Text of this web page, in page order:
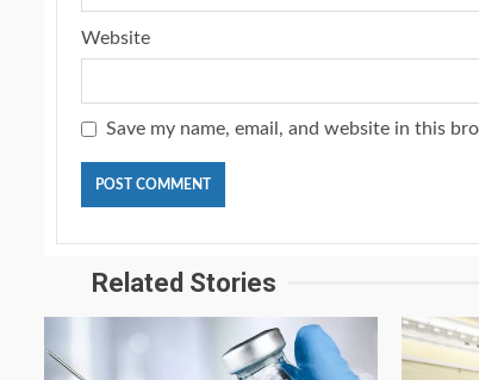
Website
Save my name, email, and website in this
Related Stories